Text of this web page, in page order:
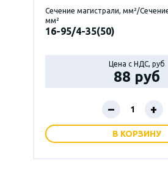
Сечение магистрали, мм²/
мм²
16-95/4-35(50)
Цена с НДС, руб
88 руб
– +
В КОРЗИНУ